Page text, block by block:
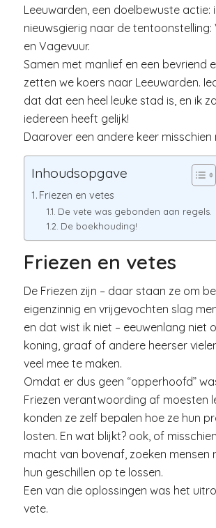
Leeuwarden, een doelbewuste actie:
nieuwsgierig naar de tentoonstelling:
en Vagevuur.
Samen met manlief en een bevriend
zetten we koers naar Leeuwarden.
dat dat een heel leuke stad is, en ik
iedereen heeft gelijk!
Daarover een andere keer misschien
Inhoudsopgave
Friezen en vetes
De vete was gebonden aan regels.
De boekhouding!
Friezen en vetes
De Friezen zijn – daar staan ze om
eigenzinnig en vrijgevochten slag
en dat wist ik niet – eeuwenlang niet
koning, graaf of andere heerser
veel mee te maken.
Omdat er dus geen “opperhoofd”
Friezen verantwoording af moesten
konden ze zelf bepalen hoe ze hun
losten. En wat blijkt? ook, of
macht van bovenaf, zoeken mensen
hun geschillen op te lossen.
Een van die oplossingen was het
vete.